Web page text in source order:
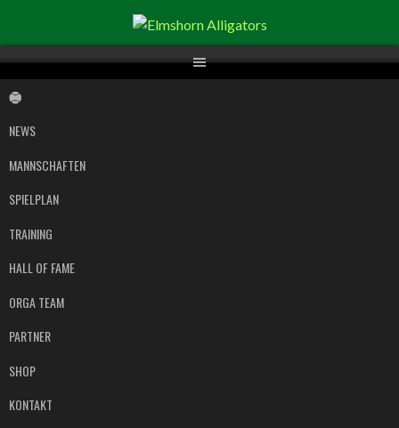
Inhalt
NEWS
MANNSCHAFTEN
SPIELPLAN
TRAINING
HALL OF FAME
ORGA TEAM
PARTNER
SHOP
KONTAKT